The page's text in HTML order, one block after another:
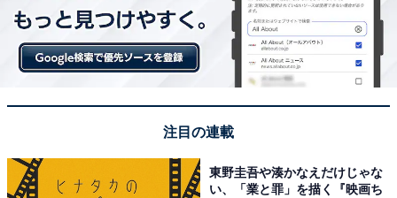
注目の連載
東野圭吾や湊かなえだけじゃな
い、「業と罪」を描く『映画ち